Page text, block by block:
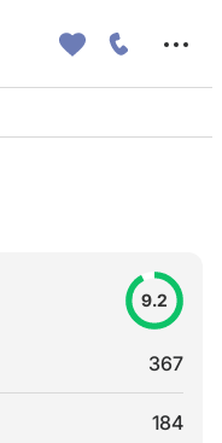
9.2
367
184